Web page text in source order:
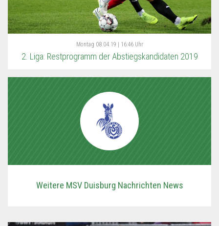
Montag 08.04.19 | 16:46 Uhr
2. Liga: Restprogramm der Abstiegskandidaten 2019
Weitere MSV Duisburg Nachrichten News